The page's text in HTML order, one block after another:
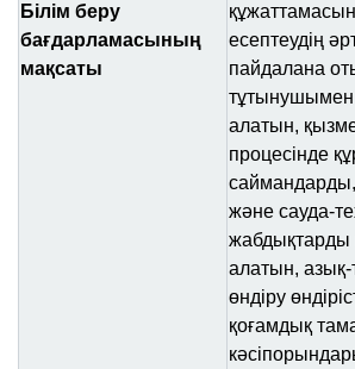
Білім беру
бағдарламасының
мақсаты
есептеудің
пайдалана
алатын,
процесінде
және сауда-
жабдықтарды
алатын, азық-
өндіру
қоғамдық